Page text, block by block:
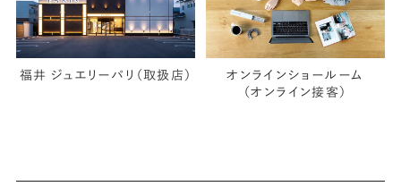
福井 ジュエリーパリ（取扱店）
オンラインショールーム
（オンライン接客）